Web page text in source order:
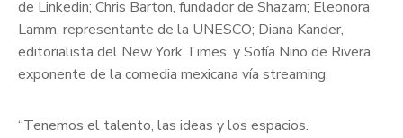
de Linkedin; Chris Barton, fundador de Shazam; Eleonora
Lamm, representante de la UNESCO; Diana Kander,
editorialista del New York Times, y Sofía Niño de Rivera,
exponente de la comedia mexicana vía streaming.
“Tenemos el talento, las ideas y los espacios.